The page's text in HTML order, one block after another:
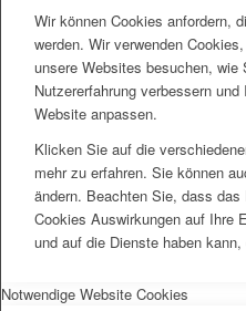
Wir können Cookies anfordern,
werden. Wir verwenden
unsere Websites besuchen,
Nutzererfahrung verbessern
Website anpassen.
Klicken Sie auf die
mehr zu erfahren. Sie können
ändern. Beachten Sie, dass
Cookies Auswirkungen auf Ihre
und auf die Dienste haben
Notwendige Website Cookies